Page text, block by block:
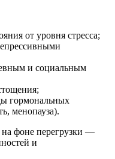
от уровня стресса;
и социальным
гормональных
менопауза).
на фоне перегрузки —
и